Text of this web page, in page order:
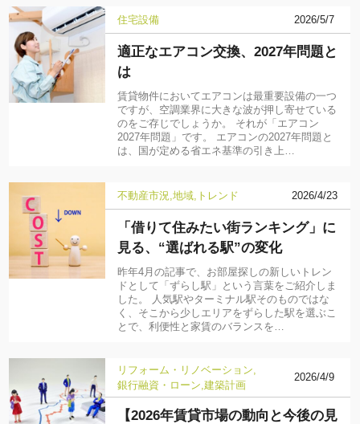
住宅設備 2026/5/7
適正なエアコン交換、2027年問題と
は
賃貸物件においてエアコンは最重要設備の一つ
ですが、空調業界に大きな波が押し寄せている
のをご存じでしょうか。 それが「エアコン
2027年問題」です。 エアコンの2027年問題と
は、国が定める省エネ基準の引き上…
不動産市況 地域 トレンド 2026/4/23
「借りて住みたい街ランキング」に
見る、“選ばれる駅”の変化
昨年4月の記事で、お部屋探しの新しいトレン
ドとして「ずらし駅」という言葉をご紹介しま
した。 人気駅やターミナル駅そのものではな
く、そこから少しエリアをずらした駅を選ぶこ
とで、利便性と家賃のバランスを…
リフォーム・リノベーション
銀行融資・ローン 建築計画
2026/4/9
【2026年賃貸市場の動向と今後の見